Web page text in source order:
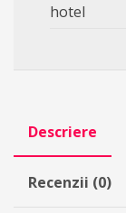
hotel
Descriere
Recenzii (0)